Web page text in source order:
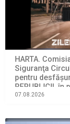
HARTA.
Siguranţa
pentru
REPUBLICII,
07.08.2026